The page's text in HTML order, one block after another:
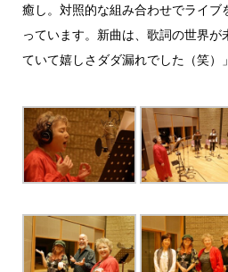
癒し。対照的な組み合わせでライブ
っています。新曲は、歌詞の世界
ていて嬉しさダダ漏れでした（笑）」